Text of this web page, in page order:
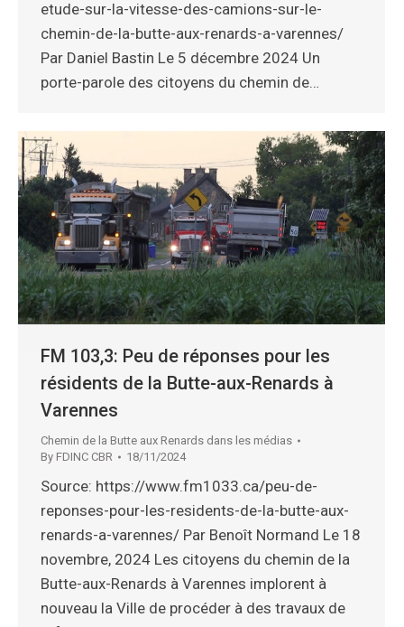
etude-sur-la-vitesse-des-camions-sur-le-
chemin-de-la-butte-aux-renards-a-varennes/
Par Daniel Bastin Le 5 décembre 2024 Un
porte-parole des citoyens du chemin de…
FM 103,3: Peu de réponses pour les
résidents de la Butte-aux-Renards à
Varennes
Chemin de la Butte aux Renards dans les médias
By FDINC CBR 18/11/2024
Source: https://www.fm1033.ca/peu-de-
reponses-pour-les-residents-de-la-butte-aux-
renards-a-varennes/ Par Benoît Normand Le 18
novembre, 2024 Les citoyens du chemin de la
Butte-aux-Renards à Varennes implorent à
nouveau la Ville de procéder à des travaux de